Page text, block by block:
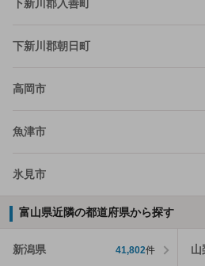
下新川郡入善町
下新川郡朝日町
高岡市
魚津市
氷見市
富山県近隣の都道府県から探す
新潟県 41,802件 山